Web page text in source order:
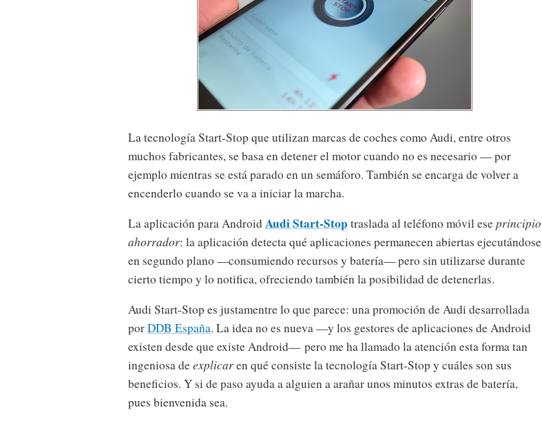
La tecnología Start-Stop que utilizan marcas de coches como Audi, entre otros
muchos fabricantes, se basa en detener el motor cuando no es necesario — por
ejemplo mientras se está parado en un semáforo. También se encarga de volver a
encenderlo cuando se va a iniciar la marcha.
La aplicación para AndroidAudi Start-Stop traslada al teléfono móvil eseprincipio
ahorrador: la aplicación detecta qué aplicaciones permanecen abiertas ejecutándose
en segundo plano —consumiendo recursos y batería— pero sin utilizarse durante
cierto tiempo y lo notifica, ofreciendo también la posibilidad de detenerlas.
Audi Start-Stop es justamentre lo que parece: una promoción de Audi desarrollada
porDDB España. La idea no es nueva —y los gestores de aplicaciones de Android
existen desde que existe Android— pero me ha llamado la atención esta forma tan
ingeniosa deexplicaren qué consiste la tecnología Start-Stop y cuáles son sus
beneficios. Y si de paso ayuda a alguien a arañar unos minutos extras de batería,
pues bienvenida sea.